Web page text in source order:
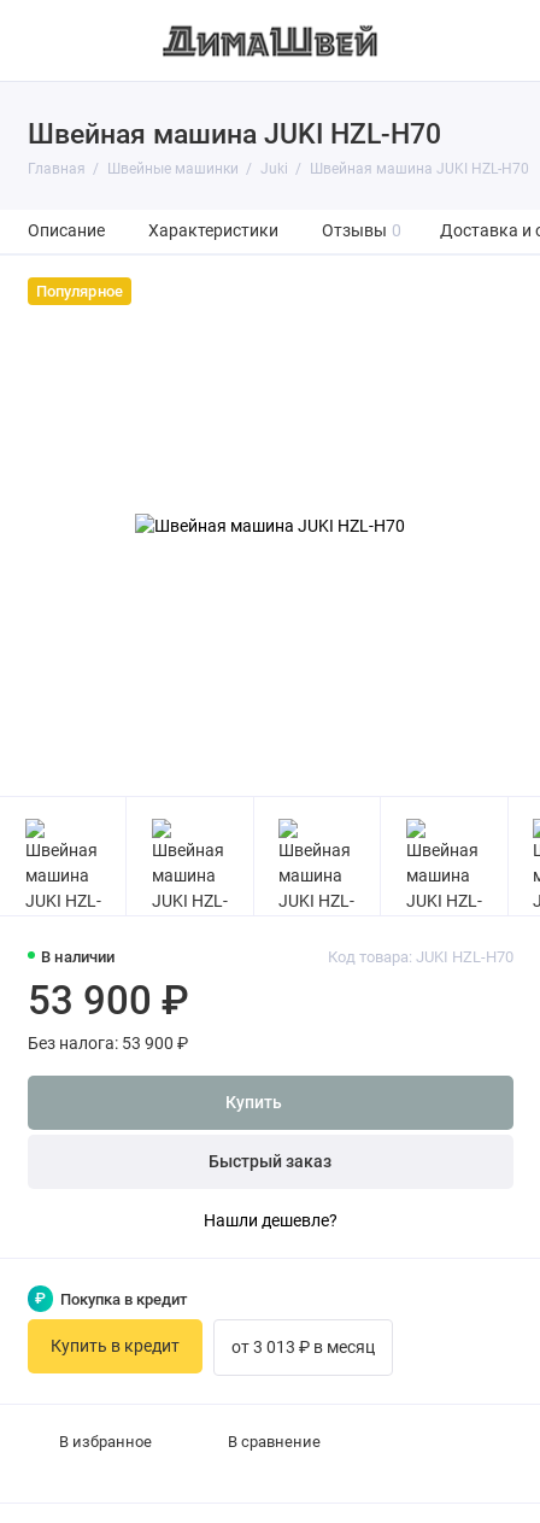
Швейная машина JUKI HZL-H70
Главная Швейные машинки Juki Швейная машина JUKI HZL-H70
Описание Характеристики Отзывы 0 Доставка и
Популярное
В наличии Код товара: JUKI HZL-H70
53 900 ₽
Без налога: 53 900 ₽
Купить
Быстрый заказ
Нашли дешевле?
В избранное В сравнение
₽ Покупка в кредит
Купить в кредит от 3 013 ₽ в месяц